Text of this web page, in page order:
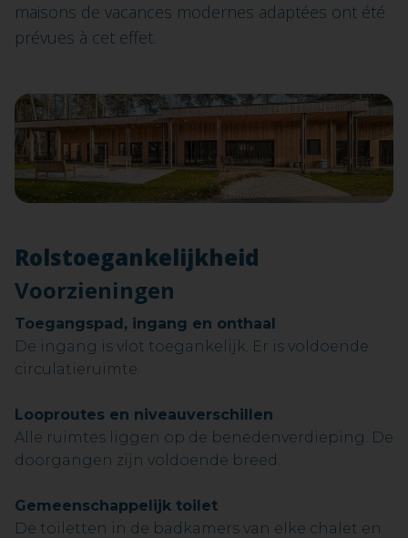
maisons de vacances modernes adaptées ont été
prévues à cet effet.
Rolstoegankelijkheid
Voorzieningen
Toegangspad, ingang en onthaal
De ingang is vlot toegankelijk. Er is voldoende
circulatieruimte.
Looproutes en niveauverschillen
Alle ruimtes liggen op de benedenverdieping. De
doorgangen zijn voldoende breed.
Gemeenschappelijk toilet
De toiletten in de badkamers van elke chalet en